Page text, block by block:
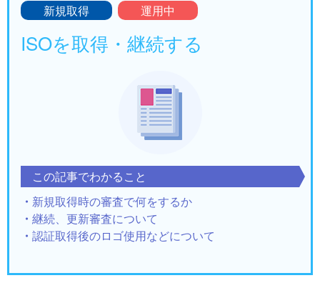
ISOを取得・継続する
新規取得 運用中
この記事でわかること
新規取得時の審査で何をするか
継続、更新審査について
認証取得後のロゴ使用などについて